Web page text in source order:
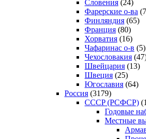
Словения (24)
Фарерские о-ва
Финляндия (65)
Франция (80)
Хорватия (16)
Чафаринас о-в (5)
Чехословакия
Швейцария (13)
Швеция (25)
Югославия (64)
Россия (3179)
CCCP (РСФСР)
Годовые
Местные